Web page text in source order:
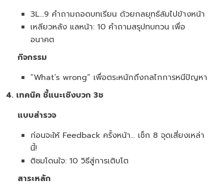
3L…9 คำถามถอดบทเรียน ด้วยกลยุทธ์ล้มไปข้างหน้า
เหลียวหลัง แลหน้า: 10 คำถามสรุปทบทวน เพื่อ
อนาคต
กิจกรรม
“What’s wrong” เพื่อตระหนักถึงกลไกการหนีปัญหา
4. เทคนิค ชี้แนะเชิงบวก 3ช
แบบสำรวจ
ก่อนจะให้ Feedback ครั้งหน้า... เช็ก 8 จุดเสี่ยงเหล่า
นี้!
ติชมโดนใจ: 10 วิธีสู่การเติบโต
สาระหลัก